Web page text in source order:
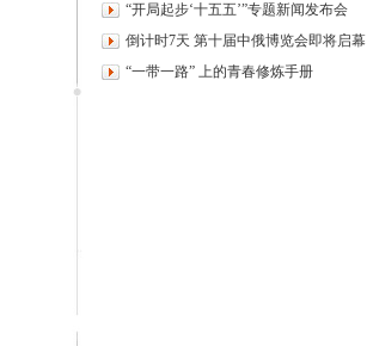
“开局起步‘十五五’”专题新闻发布会
倒计时7天 第十届中俄博览会即将启幕
“一带一路” 上的青春修炼手册